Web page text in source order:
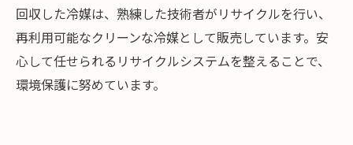
回収した冷媒は、熟練した技術者がリサイクルを行い、
再利用可能なクリーンな冷媒として販売しています。安
心して任せられるリサイクルシステムを整えることで、
環境保護に努めています。